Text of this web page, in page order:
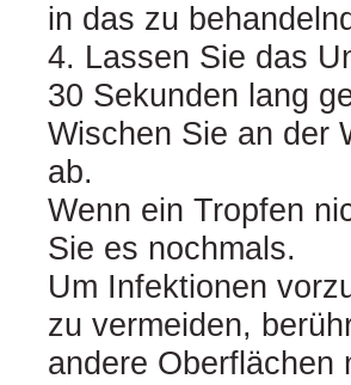
in das zu
4. Lassen Sie das
30 Sekunden lang
Wischen Sie an der
ab.
Wenn ein Tropfen
Sie es nochmals.
Um Infektionen
zu vermeiden,
andere Oberflächen